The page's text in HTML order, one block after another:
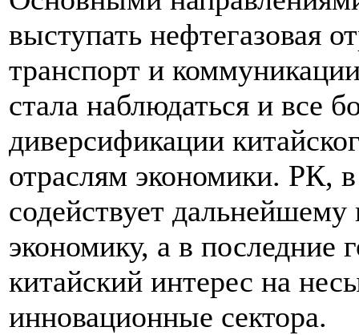
выступать нефтегазовая
транспорт и
стала наблюдаться и все
диверсификации
отраслям экономики. РК,
содействует
экономику, а в последние
китайский интерес на
инновационные сектора.